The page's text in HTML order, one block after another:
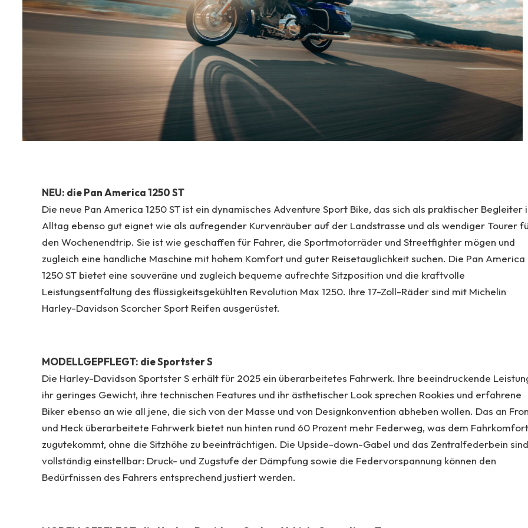
NEU: die Pan America 1250 ST
Die neue Pan America 1250 ST ist ein dynamisches Adventure Sport Bike, das sich als praktischer Begleiter
Alltag ebenso gut eignet wie als aufregender Kurvenräuber auf der Landstrasse und als wendiger Tourer
den Wochenendtrip. Sie ist wie geschaffen für Fahrer, die Sportmotorräder und Streetfighter mögen und
zugleich eine handliche Maschine mit hohem Komfort und guter Reisetauglichkeit suchen. Die Pan America
1250 ST bietet eine souveräne und zugleich bequeme aufrechte Sitzposition und die kraftvolle
Leistungsentfaltung des flüssigkeitsgekühlten Revolution Max 1250. Ihre 17-Zoll-Räder sind mit Michelin
Harley-Davidson Scorcher Sport Reifen ausgerüstet.
MODELLGEPFLEGT: die Sportster S
Die Harley-Davidson Sportster S erhält für 2025 ein überarbeitetes Fahrwerk. Ihre beeindruckende
ihr geringes Gewicht, ihre technischen Features und ihr ästhetischer Look sprechen Rookies und erfahrene
Biker ebenso an wie all jene, die sich von der Masse und von Designkonvention abheben wollen. Das an
und Heck überarbeitete Fahrwerk bietet nun hinten rund 60 Prozent mehr Federweg, was dem Fahrkomfort
zugutekommt, ohne die Sitzhöhe zu beeinträchtigen. Die Upside-down-Gabel und das Zentralfederbein sind
vollständig einstellbar: Druck- und Zugstufe der Dämpfung sowie die Federvorspannung können den
Bedürfnissen des Fahrers entsprechend justiert werden.